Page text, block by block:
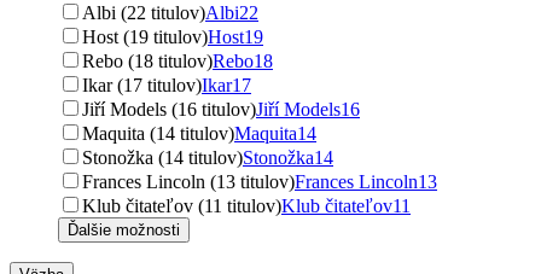
Albi (22 titulov)Albi22
Host (19 titulov)Host19
Rebo (18 titulov)Rebo18
Ikar (17 titulov)Ikar17
Jiří Models (16 titulov)Jiří Models16
Maquita (14 titulov)Maquita14
Stonožka (14 titulov)Stonožka14
Frances Lincoln (13 titulov)Frances Lincoln13
Klub čitateľov (11 titulov)Klub čitateľov11
Ďalšie možnosti